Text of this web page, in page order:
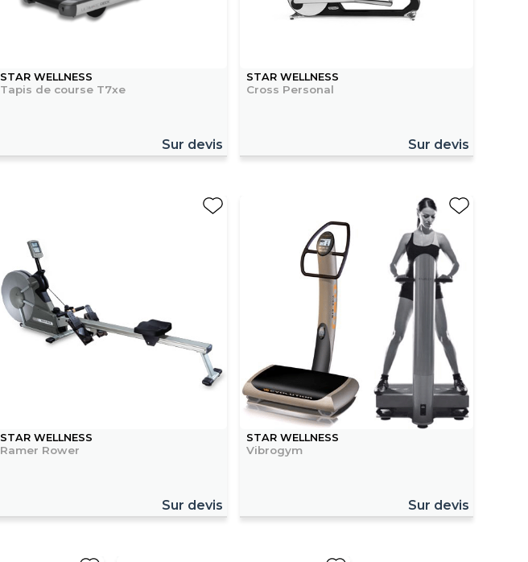
STAR WELLNESS
Tapis de course T7xe
Sur devis
STAR WELLNESS
Cross Personal
Sur devis
STAR WELLNESS
Ramer Rower
Sur devis
STAR WELLNESS
Vibrogym
Sur devis